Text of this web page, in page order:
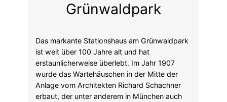
Grünwaldpark
Das markante Stationshaus am Grünwaldpark
ist weit über 100 Jahre alt und hat
erstaunlicherweise überlebt. Im Jahr 1907
wurde das Wartehäuschen in der Mitte der
Anlage vom Architekten Richard Schachner
erbaut, der unter anderem in München auch